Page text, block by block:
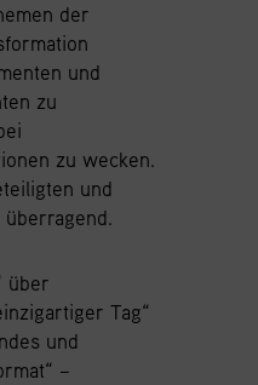
der
und
zu
zu wecken.
und
über
Tag“
und
–